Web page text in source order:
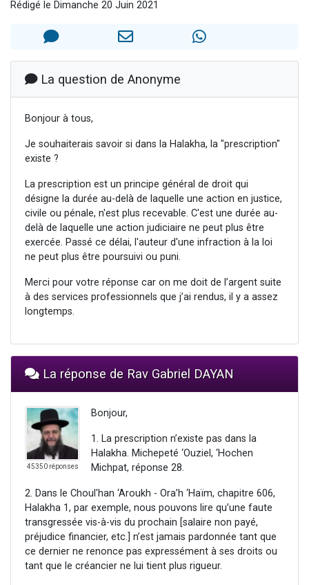
Eli vient de donner son Maasser
3 personnes viennent de faire un don pour Événements Torah-Box
2 personnes viennent de nous rejoindre sur WhatsApp
Rédigé le Dimanche 20 Juin 2021
La question de Anonyme
Bonjour à tous,
Je souhaiterais savoir si dans la Halakha, la "prescription"
existe ?
La prescription est un principe général de droit qui
désigne la durée au-delà de laquelle une action en justice,
civile ou pénale, n'est plus recevable. C'est une durée au-
delà de laquelle une action judiciaire ne peut plus être
exercée. Passé ce délai, l'auteur d'une infraction à la loi
ne peut plus être poursuivi ou puni.
Merci pour votre réponse car on me doit de l’argent suite
à des services professionnels que j’ai rendus, il y a assez
longtemps.
La réponse de Rav Gabriel DAYAN
45350 réponses
Bonjour,
1. La prescription n’existe pas dans la
Halakha. Michepeté ‘Ouziel, ‘Hochen
Michpat, réponse 28.
2. Dans le Choul'han ‘Aroukh - Ora’h ‘Haïm, chapitre 606,
Halakha 1, par exemple, nous pouvons lire qu’une faute
transgressée vis-à-vis du prochain [salaire non payé,
préjudice financier, etc.] n’est jamais pardonnée tant que
ce dernier ne renonce pas expressément à ses droits ou
tant que le créancier ne lui tient plus rigueur.